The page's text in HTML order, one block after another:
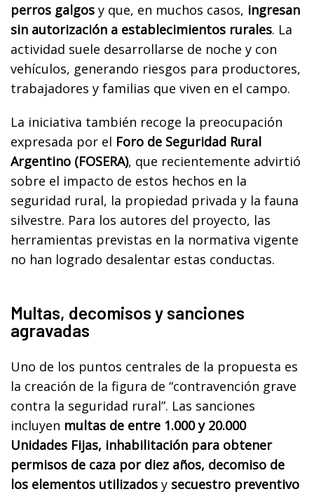
perros galgos y que, en muchos casos, ingresan
sin autorización a establecimientos rurales. La
actividad suele desarrollarse de noche y con
vehículos, generando riesgos para productores,
trabajadores y familias que viven en el campo.
La iniciativa también recoge la preocupación
expresada por el Foro de Seguridad Rural
Argentino (FOSERA), que recientemente advirtió
sobre el impacto de estos hechos en la
seguridad rural, la propiedad privada y la fauna
silvestre. Para los autores del proyecto, las
herramientas previstas en la normativa vigente
no han logrado desalentar estas conductas.
Multas, decomisos y sanciones
agravadas
Uno de los puntos centrales de la propuesta es
la creación de la figura de “contravención grave
contra la seguridad rural”. Las sanciones
incluyen multas de entre 1.000 y 20.000
Unidades Fijas, inhabilitación para obtener
permisos de caza por diez años, decomiso de
los elementos utilizados y secuestro preventivo